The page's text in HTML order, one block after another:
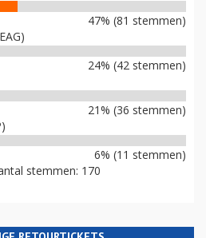
47% (81 stemmen)
24% (42 stemmen)
21% (36 stemmen)
6% (11 stemmen)
stemmen: 170